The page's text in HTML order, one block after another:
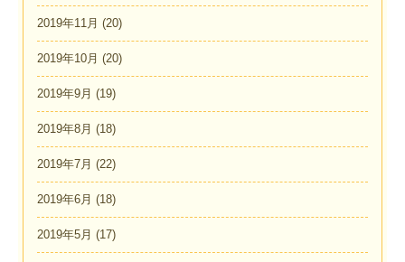
2019年11月 (20)
2019年10月 (20)
2019年9月 (19)
2019年8月 (18)
2019年7月 (22)
2019年6月 (18)
2019年5月 (17)